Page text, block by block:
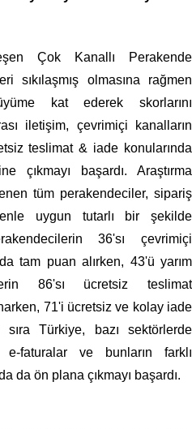
Çok Kanallı Perakende
sıkılaşmış olmasına rağmen
kat ederek skorlarını
iletişim, çevrimiçi kanalların
teslimat & iade konularında
çıkmayı başardı. Araştırma
tüm perakendeciler, sipariş
uygun tutarlı bir şekilde
36'sı çevrimiçi
tam puan alırken, 43'ü yarım
86'sı ücretsiz teslimat
71'i ücretsiz ve kolay iade
Türkiye, bazı sektörlerde
faturalar ve bunların farklı
da ön plana çıkmayı başardı.